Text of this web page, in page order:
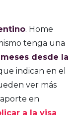
. Home
tenga una
desde la
indican en el
ver más
en
a la visa